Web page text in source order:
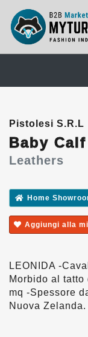
Pistolesi S.R.L
Baby Calf
Leathers
Home
Aggiungi alla
LEONIDA -
Morbido al
mq -Spessore
Nuova Zelanda.